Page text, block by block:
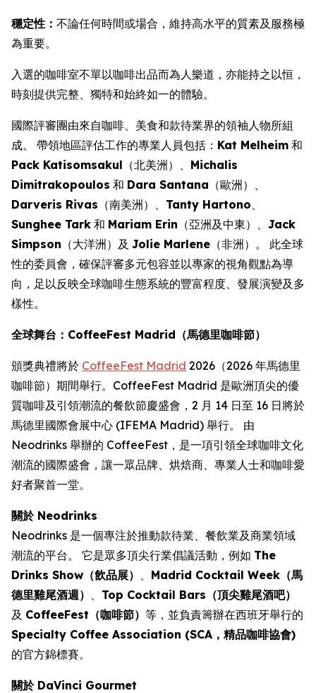
穩定性： 不論任何時間或場合，維持高水平的質素及服務極
為重要。
入選的咖啡室不單以咖啡出品而為人樂道，亦能持之以恒，
時刻提供完整、獨特和始終如一的體驗。
國際評審團由來自咖啡、美食和款待業界的領袖人物所組
成。 帶領地區評估工作的專業人員包括： Kat Melheim 和
Pack Katisomsakul （北美洲）、 Michalis
Dimitrakopoulos 和 Dara Santana （歐洲）、
Darveris Rivas （南美洲）、 Tanty Hartono、
Sunghee Tark 和 Mariam Erin （亞洲及中東）、 Jack
Simpson （大洋洲）及 Jolie Marlene （非洲）。 此全球
性的委員會，確保評審多元包容並以專家的視角觀點為導
向，足以反映全球咖啡生態系統的豐富程度、發展演變及多
樣性。
全球舞台：CoffeeFest Madrid（馬德里咖啡節）
頒獎典禮將於 CoffeeFest Madrid 2026（2026 年馬德里
咖啡節）期間舉行。CoffeeFest Madrid 是歐洲頂尖的優
質咖啡及引領潮流的餐飲節慶盛會，2 月 14 日至 16 日將於
馬德里國際會展中心 (IFEMA Madrid) 舉行。 由
Neodrinks 舉辦的 CoffeeFest，是一項引領全球咖啡文化
潮流的國際盛會，讓一眾品牌、烘焙商、專業人士和咖啡愛
好者聚首一堂。
關於 Neodrinks
Neodrinks 是一個專注於推動款待業、餐飲業及商業領域
潮流的平台。 它是眾多頂尖行業倡議活動，例如 The
Drinks Show（飲品展） 、 Madrid Cocktail Week（馬
德里雞尾酒週） 、 Top Cocktail Bars（頂尖雞尾酒吧）
及 CoffeeFest（咖啡節） 等，並負責籌辦在西班牙舉行的
Specialty Coffee Association (SCA，精品咖啡協會)
的官方錦標賽。
關於 DaVinci Gourmet